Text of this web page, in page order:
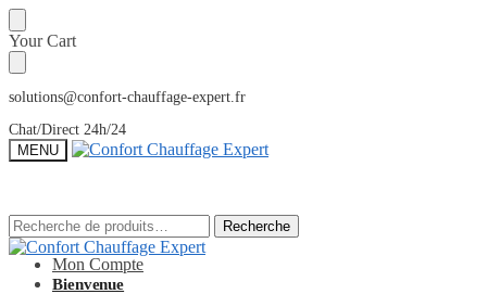
Sauter
à
la
navigation
Skip
to
content
Your Cart
solutions@confort-chauffage-expert.fr
Chat/Direct 24h/24
MENU
Recherche
pour :
Recherche
Mon Compte
Recherche
pour :
Recherche
Bienvenue